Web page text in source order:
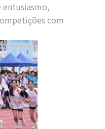
entusiasmo,
com